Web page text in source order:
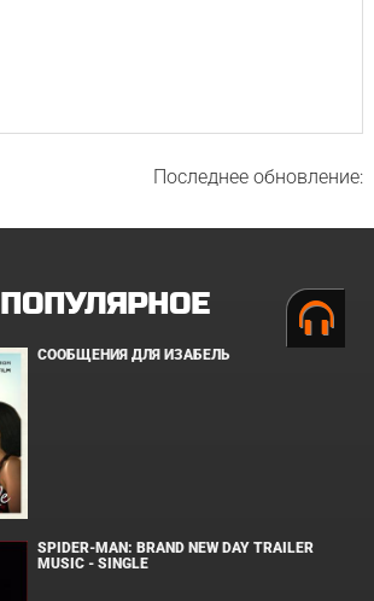
Последнее обновление:
ПОПУЛЯРНОЕ
СООБЩЕНИЯ ДЛЯ ИЗАБЕЛЬ
SPIDER-MAN: BRAND NEW DAY TRAILER
MUSIC - SINGLE